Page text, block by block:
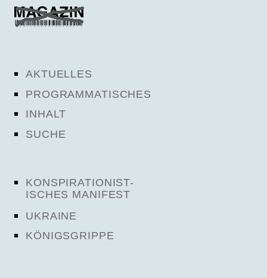
AKTUELLES
PROGRAMMATISCHES
INHALT
SUCHE
KONSPIRATIONIST-
ISCHES MANIFEST
UKRAINE
KÖNIGSGRIPPE